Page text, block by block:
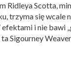
Ridleya Scotta,
trzyma się wcale
efektami i nie bawi
Sigourney